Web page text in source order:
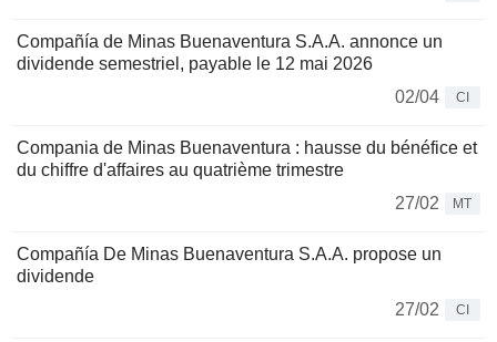
Compañía de Minas Buenaventura S.A.A. annonce un
dividende semestriel, payable le 12 mai 2026
02/04
CI
Compania de Minas Buenaventura : hausse du bénéfice et
du chiffre d'affaires au quatrième trimestre
27/02
MT
Compañía De Minas Buenaventura S.A.A. propose un
dividende
27/02
CI